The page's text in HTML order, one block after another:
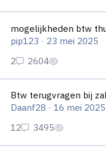
mogelijkheden btw
pip123 · 23 mei 2025
Btw terugvragen bij
Daanf28 ·16 mei 2025